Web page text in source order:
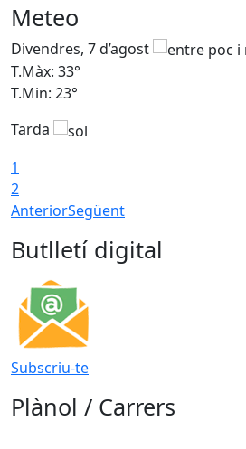
Meteo
Divendres, 7 d’agost
T.Màx: 33°
T.Min: 23°
Tarda
1
2
AnteriorSegüent
Butlletí digital
Subscriu-te
Plànol / Carrers